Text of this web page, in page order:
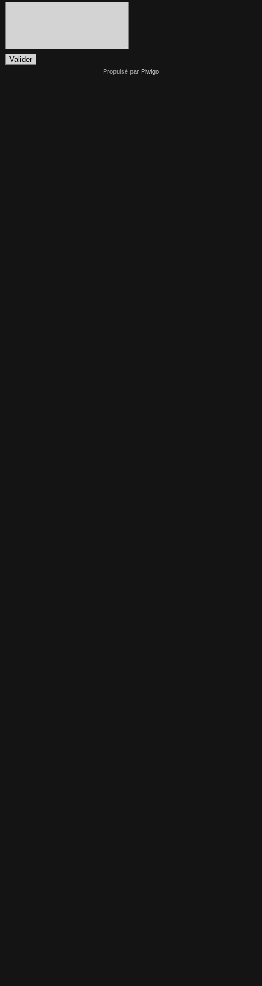
Propulsé par Piwigo